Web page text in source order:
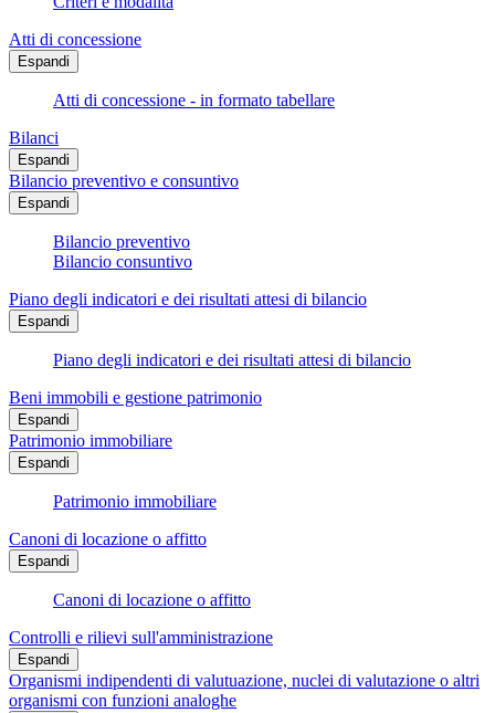
Atti di concessione
Espandi
Atti di concessione - in formato tabellare
Bilanci
Espandi
Bilancio preventivo e consuntivo
Espandi
Bilancio preventivo
Bilancio consuntivo
Piano degli indicatori e dei risultati attesi di bilancio
Espandi
Piano degli indicatori e dei risultati attesi di bilancio
Beni immobili e gestione patrimonio
Espandi
Patrimonio immobiliare
Espandi
Patrimonio immobiliare
Canoni di locazione o affitto
Espandi
Canoni di locazione o affitto
Controlli e rilievi sull'amministrazione
Espandi
Organismi indipendenti di valutuazione, nuclei di valutazione o altri
organismi con funzioni analoghe